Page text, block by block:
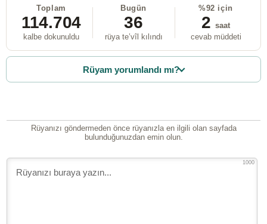
Toplam
114.704
kalbe dokunuldu
Bugün
36
rüya te’vîl kılındı
%92 için
2 saat
cevab müddeti
Rüyam yorumlandı mı?
Rüyanızı göndermeden önce rüyanızla en ilgili olan sayfada
bulunduğunuzdan emin olun.
1000